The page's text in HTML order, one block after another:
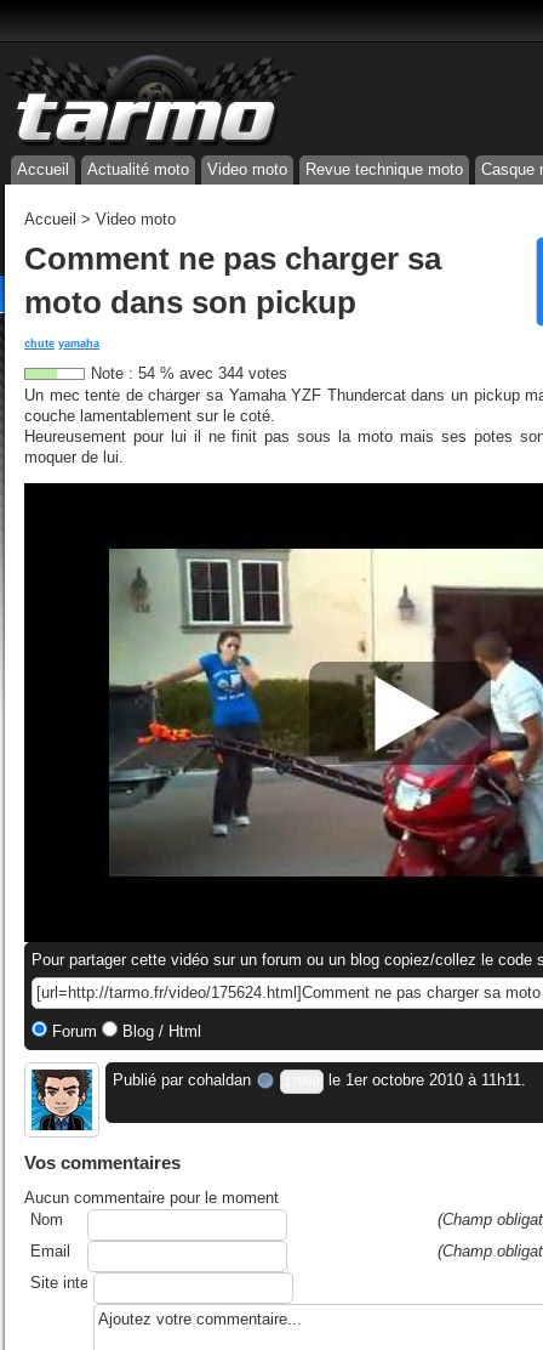
Accueil Actualité moto Video moto Revue technique moto Casque
Accueil > Video moto
Comment ne pas charger sa
moto dans son pickup
chute yamaha
Note : 54 % avec 344 votes
Un mec tente de charger sa Yamaha YZF Thundercat dans un pickup
couche lamentablement sur le coté.
Heureusement pour lui il ne finit pas sous la moto mais ses potes
moquer de lui.
Pour partager cette vidéo sur un forum ou un blog copiez/collez le code
Forum Blog / Html
Publié par cohaldan le 1er octobre 2010 à 11h11.
Vos commentaires
Aucun commentaire pour le moment
Nom
(Champ
Email
(Champ
Site internet ou blog